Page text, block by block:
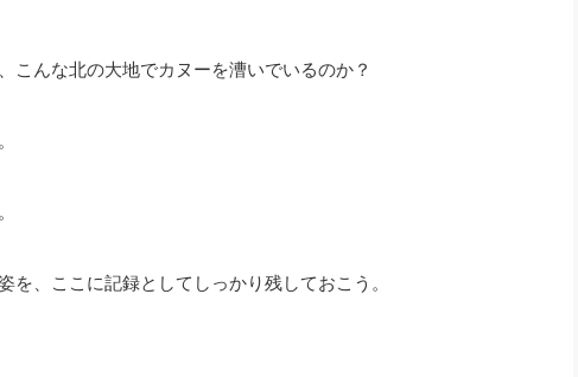
こんな北の大地でカヌーを漕いでいるのか？
、ここに記録としてしっかり残しておこう。